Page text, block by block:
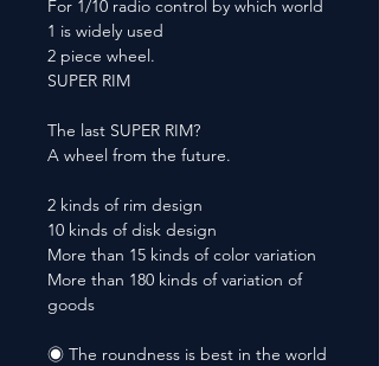
For 1/10 radio control by which world
1 is widely used
2 piece wheel.
SUPER RIM
The last SUPER RIM?
A wheel from the future.
2 kinds of rim design
10 kinds of disk design
More than 15 kinds of color variation
More than 180 kinds of variation of
goods
◉ The roundness is best in the world